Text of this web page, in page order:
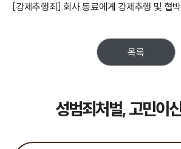
목록
성범죄처벌, 고민이